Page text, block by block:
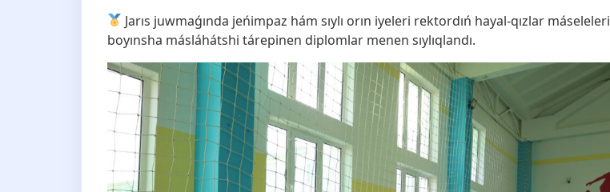
Jarıs juwmaǵında jeńimpaz hám sıylı orın iyeleri rektordıń hayal-qızlar máseleleri
boyınsha másláhátshi tárepinen diplomlar menen sıylıqlandı.